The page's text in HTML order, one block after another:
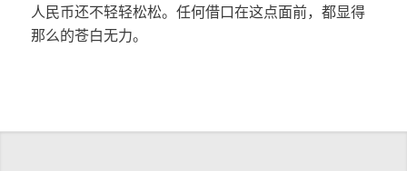
人民币还不轻轻松松。任何借口在这点面前，都显得
那么的苍白无力。